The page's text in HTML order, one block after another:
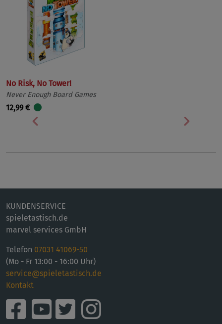
No Risk, No Tower!
Never Enough Board Games
12,99 €
Vorherige
KUNDENSERVICE
spieletastisch.de
marvel services GmbH
Telefon 07031 41069-50
(Mo - Fr 13:00 - 16:00 Uhr)
service@spieletastisch.de
Kontakt